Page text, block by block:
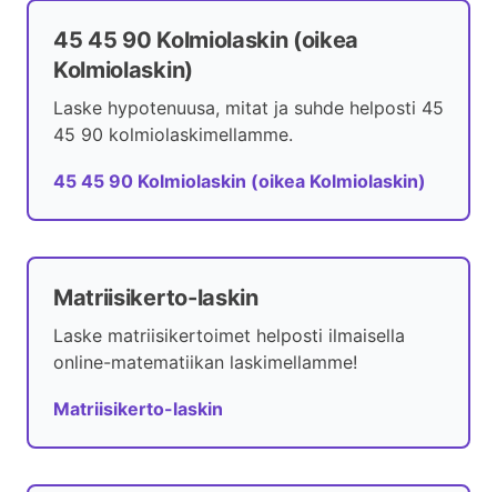
45 45 90 Kolmiolaskin (oikea
Kolmiolaskin)
Laske hypotenuusa, mitat ja suhde helposti 45
45 90 kolmiolaskimellamme.
45 45 90 Kolmiolaskin (oikea Kolmiolaskin)
Matriisikerto-laskin
Laske matriisikertoimet helposti ilmaisella
online-matematiikan laskimellamme!
Matriisikerto-laskin